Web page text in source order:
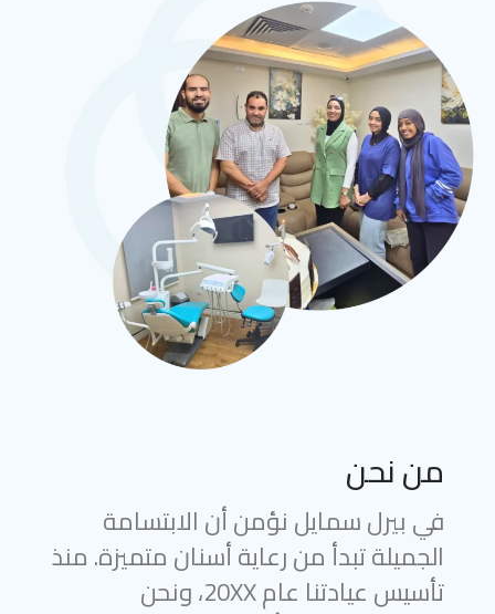
من نحن
في بيرل سمايل نؤمن أن الابتسامة
الجميلة تبدأ من رعاية أسنان متميزة. منذ
تأسيس عيادتنا عام 20XX، ونحن